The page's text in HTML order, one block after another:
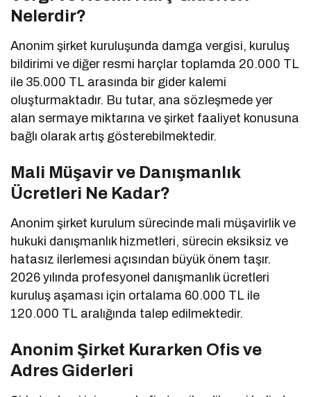
Nelerdir?
Anonim şirket kuruluşunda damga vergisi, kuruluş
bildirimi ve diğer resmi harçlar toplamda 20.000 TL
ile 35.000 TL arasında bir gider kalemi
oluşturmaktadır. Bu tutar, ana sözleşmede yer
alan sermaye miktarına ve şirket faaliyet konusuna
bağlı olarak artış gösterebilmektedir.
Mali Müşavir ve Danışmanlık
Ücretleri Ne Kadar?
Anonim şirket kurulum sürecinde mali müşavirlik ve
hukuki danışmanlık hizmetleri, sürecin eksiksiz ve
hatasız ilerlemesi açısından büyük önem taşır.
2026 yılında profesyonel danışmanlık ücretleri
kuruluş aşaması için ortalama 60.000 TL ile
120.000 TL aralığında talep edilmektedir.
Anonim Şirket Kurarken Ofis ve
Adres Giderleri